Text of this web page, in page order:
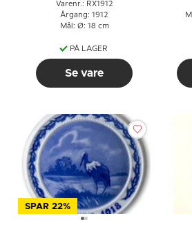
Varenr.: RX1912
Årgang: 1912
Mål: Ø: 18 cm
PÅ LAGER
Se vare
SPAR 22%